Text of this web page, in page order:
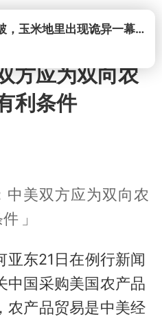
打开西平命案8天未破，玉米地里出现诡异一幕，我突然想起了欧金中
方应为双向农
利条件
中美双方应为双向农
件
亚东21日在例行新闻
中国采购美国农产品
农产品贸易是中美经